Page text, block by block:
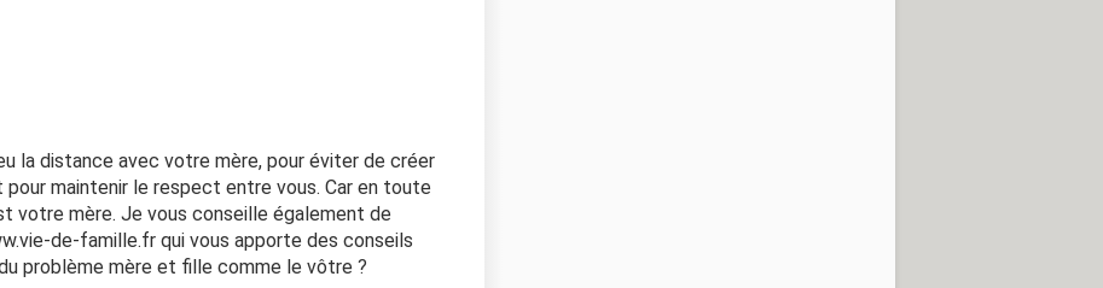
taire, elle a continué à me crier dessus je l'ai
J'ai appelé ma grand-mère qui avait entendu la
n'importe quoi, comme quoi j'avais delires de
la prenait pour une connasse elle allait tous
me parle de mes mauvaises notes et les utilisent
alors que j'essaie de faire de mon mieux.. Elle
la distance avec votre mère, pour éviter de créer
maintenir le respect entre vous. Car en toute
votre mère. Je vous conseille également de
de-famille.fr qui vous apporte des conseils
problème mère et fille comme le vôtre ?